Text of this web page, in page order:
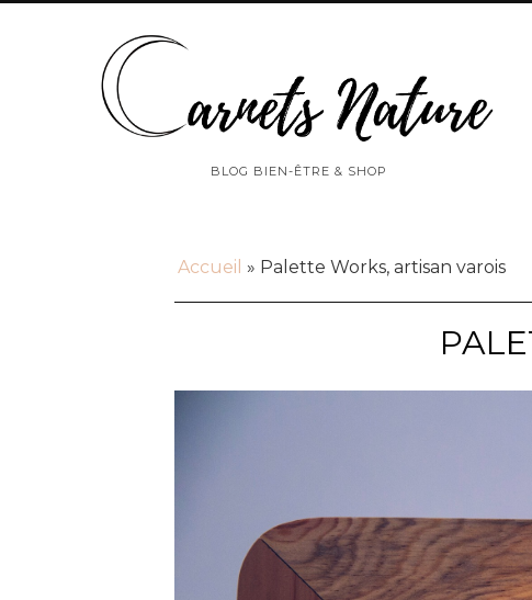
BLOG BIEN-ÊTRE & SHOP
Accueil » Palette Works, artisan varois